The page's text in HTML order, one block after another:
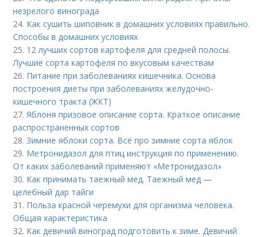
незрелого винограда
24. Как сушить шиповник в домашних условиях правильно.
Способы в домашних условиях
25. 12 лучших сортов картофеля для средней полосы.
Лучшие сорта картофеля по вкусовым качествам
26. Питание при заболеваниях кишечника. Основа
построения диеты при заболеваниях желудочно-
кишечного тракта (ЖКТ)
27.Яблоня призовое описание сорта. Краткое описание
распространенных сортов
28.Зимние яблоки сорта. Всё про зимние сорта яблок
29. Метронидазол для птиц инструкция по применению.
От каких заболеваний применяют «Метронидазол»
30. Как принимать таежный мед. Таежный мед —
целебный дар тайги
31. Польза красной черемухи для организма человека.
Общая характеристика
32. Как девичий виноград подготовить к зиме. Девичий